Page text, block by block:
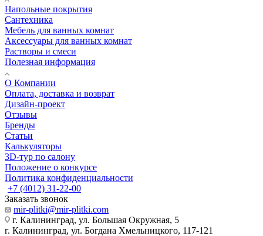
Напольные покрытия
Сантехника
Мебель для ванных комнат
Аксессуары для ванных комнат
Растворы и смеси
Полезная информация
О Компании
Оплата, доставка и возврат
Дизайн-проект
Отзывы
Бренды
Статьи
Калькуляторы
3D-тур по салону
Положение о конкурсе
Политика конфиденциальности
+7 (4012) 31-22-00
Заказать звонок
mir-plitki@mir-plitki.com
г. Калининград, ул. Большая Окружная, 5
г. Калининград, ул. Богдана Хмельницкого, 117-121